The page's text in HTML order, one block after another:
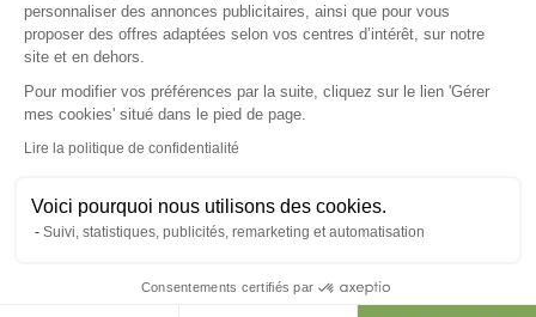
personnaliser des annonces publicitaires, ainsi que pour vous
proposer des offres adaptées selon vos centres d’intérêt, sur notre
site et en dehors.
Pour modifier vos préférences par la suite, cliquez sur le lien 'Gérer
mes cookies' situé dans le pied de page.
Lire la politique de confidentialité
Voici pourquoi nous utilisons des cookies.
Suivi, statistiques, publicités, remarketing et automatisation
Consentements certifiés par
Axeptio consent
Ces produits peuvent vous
intéresser
Nouveau